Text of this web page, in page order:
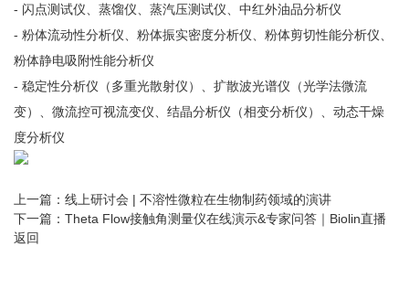
- 闪点测试仪、蒸馏仪、蒸汽压测试仪、中红外油品分析仪
- 粉体流动性分析仪、粉体振实密度分析仪、粉体剪切性能分析仪、
粉体静电吸附性能分析仪
- 稳定性分析仪（多重光散射仪）、扩散波光谱仪（光学法微流
变）、微流控可视流变仪、结晶分析仪（相变分析仪）、动态干燥
度分析仪
上一篇： 线上研讨会 | 不溶性微粒在生物制药领域的演讲
下一篇： Theta Flow接触角测量仪在线演示&专家问答｜Biolin直播
返回